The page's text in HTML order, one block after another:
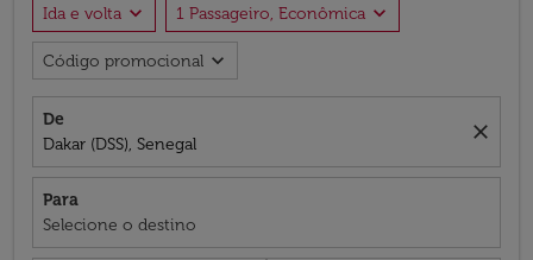
Ida e volta expand_more 1 Passageiro, Econômica expand_more
Código promocional expand_more
De
Dakar (DSS), Senegal
close
Para
Selecione o destino